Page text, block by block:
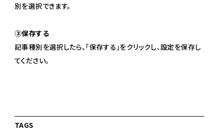
別を選択できます。
③保存する
記事種別を選択したら、「保存する」をクリックし、設定を保存し
てください。
TAGS